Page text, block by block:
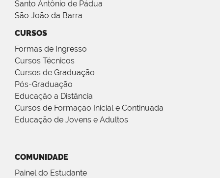
Santo Antônio de Pádua
São João da Barra
CURSOS
Formas de Ingresso
Cursos Técnicos
Cursos de Graduação
Pós-Graduação
Educação a Distância
Cursos de Formação Inicial e Continuada
Educação de Jovens e Adultos
COMUNIDADE
Painel do Estudante